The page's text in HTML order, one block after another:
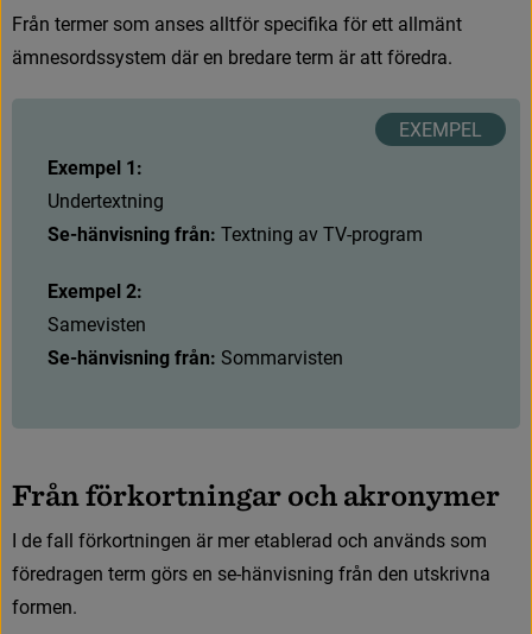
Från termer som anses alltför specifka för ett allmänt
ämnesordssystem där en bredare term är att föredra.
Exempel 1:
Undertextning
Se-hänvisning från: Textning av TV-program
Exempel 2:
Samevisten
Se-hänvisning från: Sommarvisten
Frånförkortningarochakronymer
I de fall förkortningen är mer etablerad och används som
föredragen term görs en se-hänvisning från den utskrivna
formen.